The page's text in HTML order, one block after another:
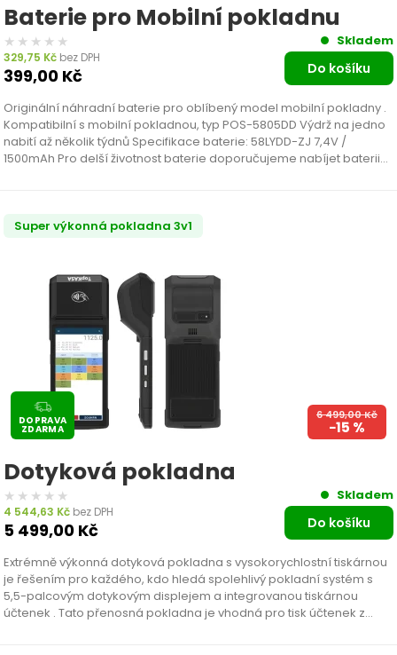
Baterie pro Mobilní pokladnu
★★★★★
★★★★★ Skladem
329,75 Kč bez DPH
399,00 Kč Do košíku
Originální náhradní baterie pro oblíbený model mobilní pokladny .
Kompatibilní s mobilní pokladnou, typ POS-5805DD Výdrž na jedno
nabití až několik týdnů Specifikace baterie: 58LYDD-ZJ 7,4V /
1500mAh Pro delší životnost baterie doporučujeme nabíjet baterii
Super výkonná pokladna 3v1
DOPRAVA
ZDARMA
6 499,00Kč
−15 %
Dotyková pokladna
★★★★★
★★★★★ Skladem
4 544,63 Kč bez DPH
5 499,00 Kč Do košíku
Extrémně výkonná dotyková pokladna s vysokorychlostní tiskárnou
je řešením pro každého, kdo hledá spolehlivý pokladní systém s
5,5-palcovým dotykovým displejem a integrovanou tiskárnou
účtenek . Tato přenosná pokladna je vhodná pro tisk účtenek z